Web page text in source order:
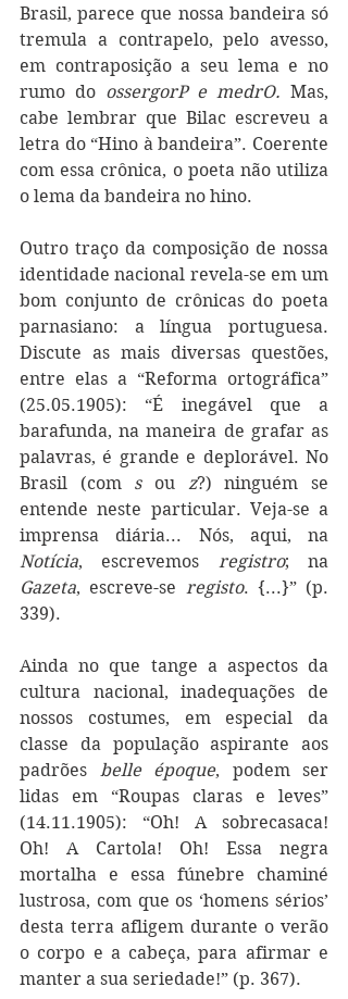
Brasil, parece que nossa bandeira só
tremula a contrapelo, pelo avesso,
em contraposição a seu lema e no
rumo do ossergorP e medrO. Mas,
cabe lembrar que Bilac escreveu a
letra do “Hino à bandeira”. Coerente
com essa crônica, o poeta não utiliza
o lema da bandeira no hino.
Outro traço da composição de nossa
identidade nacional revela-se em um
bom conjunto de crônicas do poeta
parnasiano: a língua portuguesa.
Discute as mais diversas questões,
entre elas a “Reforma ortográfica”
(25.05.1905): “É inegável que a
barafunda, na maneira de grafar as
palavras, é grande e deplorável. No
Brasil (com s ou z?) ninguém se
entende neste particular. Veja-se a
Notícia, escrevemos registro
Gazeta, escreve-se registo. {...}” (p.
339).
Ainda no que tange a aspectos da
cultura nacional, inadequações de
nossos costumes, em especial da
classe da população aspirante aos
padrões belle époque, podem ser
lidas em “Roupas claras e leves”
(14.11.1905): “Oh! A sobrecasaca!
Oh! A Cartola! Oh! Essa negra
mortalha e essa fúnebre chaminé
lustrosa, com que os ‘homens sérios’
desta terra afligem durante o verão
o corpo e a cabeça, para afirmar e
manter a sua seriedade!” (p. 367).